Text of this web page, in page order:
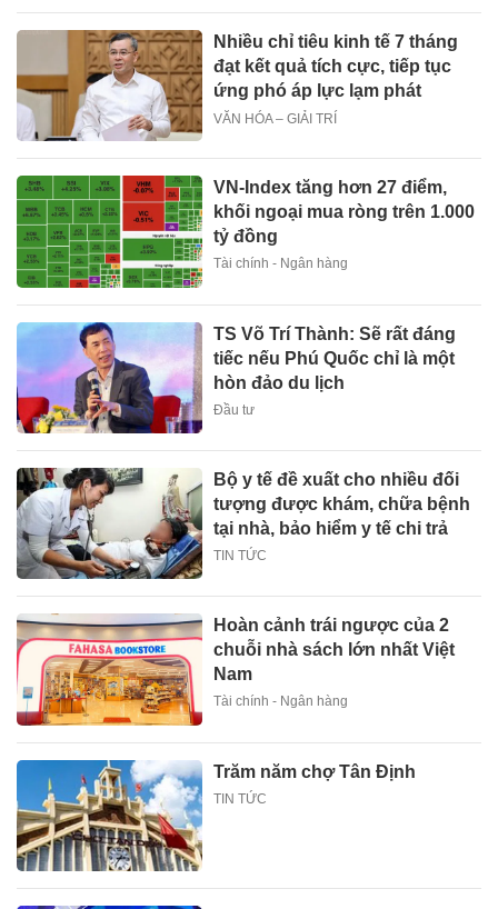
Nhiều chỉ tiêu kinh tế 7 tháng
đạt kết quả tích cực, tiếp tục
ứng phó áp lực lạm phát
VĂN HÓA – GIẢI TRÍ
VN-Index tăng hơn 27 điểm,
khối ngoại mua ròng trên 1.000
tỷ đồng
Tài chính - Ngân hàng
TS Võ Trí Thành: Sẽ rất đáng
tiếc nếu Phú Quốc chỉ là một
hòn đảo du lịch
Đầu tư
Bộ y tế đề xuất cho nhiều đối
tượng được khám, chữa bệnh
tại nhà, bảo hiểm y tế chi trả
TIN TỨC
Hoàn cảnh trái ngược của 2
chuỗi nhà sách lớn nhất Việt
Nam
Tài chính - Ngân hàng
Trăm năm chợ Tân Định
TIN TỨC